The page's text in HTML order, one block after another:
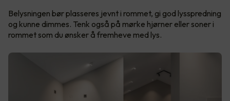
Belysningen bør plasseres jevnt i rommet, gi god lysspredning
og kunne dimmes. Tenk også på mørke hjørner eller soner i
rommet som du ønsker å fremheve med lys.